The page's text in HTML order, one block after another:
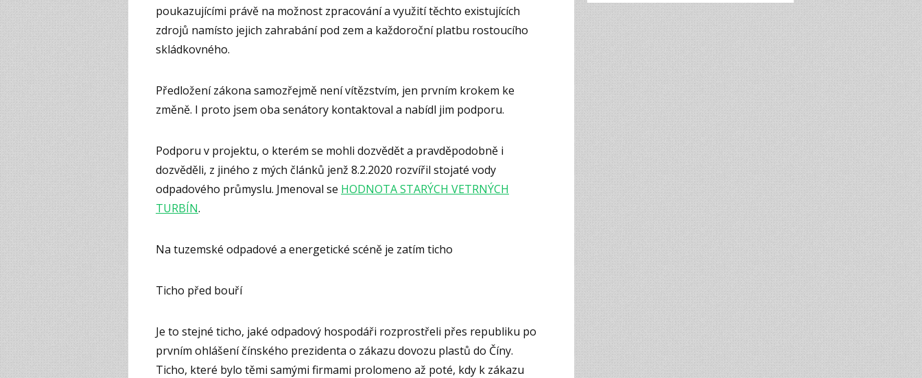
poukazujícími právě na možnost zpracování a využití těchto existujících
zdrojů namísto jejich zahrabání pod zem a každoroční platbu rostoucího
skládkovného.
Předložení zákona samozřejmě není vítězstvím, jen prvním krokem ke
změně. I proto jsem oba senátory kontaktoval a nabídl jim podporu.
Podporu v projektu, o kterém se mohli dozvědět a pravděpodobně i
dozvěděli, z jiného z mých článků jenž 8.2.2020 rozvířil stojaté vody
odpadového průmyslu. Jmenoval se HODNOTA STARÝCH VETRNÝCH
TURBÍN.
Na tuzemské odpadové a energetické scéně je zatím ticho
Ticho před bouří
Je to stejné ticho, jaké odpadový hospodáři rozprostřeli přes republiku po
prvním ohlášení čínského prezidenta o zákazu dovozu plastů do Číny.
Ticho, které bylo těmi samými firmami prolomeno až poté, kdy k zákazu